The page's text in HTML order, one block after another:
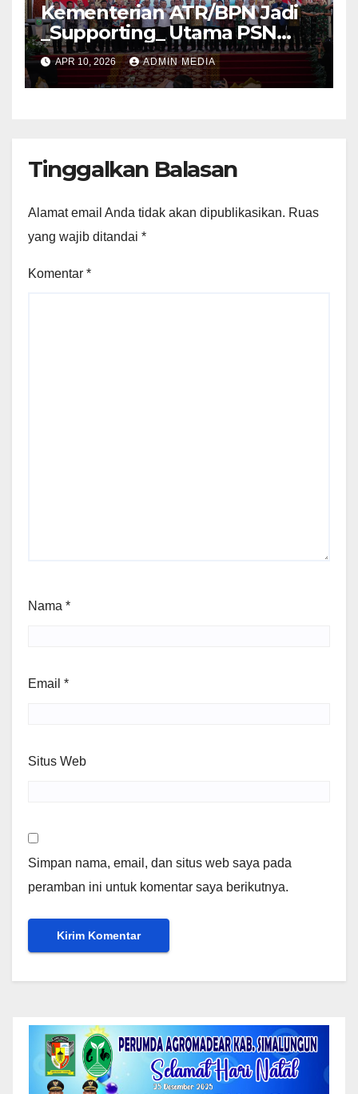
Kementerian ATR/BPN Jadi
_Supporting_ Utama PSN
Pelabuhan Palembang Baru
Tanjung Carat
APR 10, 2026 ADMIN MEDIA
Tinggalkan Balasan
Alamat email Anda tidak akan dipublikasikan. Ruas
yang wajib ditandai *
Komentar *
Nama *
Email *
Situs Web
Simpan nama, email, dan situs web saya pada
peramban ini untuk komentar saya berikutnya.